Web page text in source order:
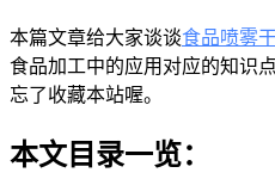
本篇文章给大家谈谈食品喷雾
食品加工中的应用对应的知识
忘了收藏本站喔。
本文目录一览：